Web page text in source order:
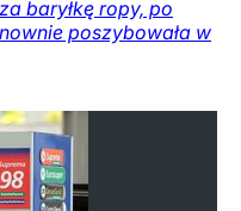
baryłkę ropy, po
poszybowała w